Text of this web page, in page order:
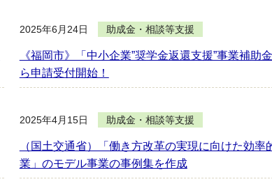
2025年6月24日 助成金・相談等支援
《福岡市》「中小企業”奨学金返還支援”事業補助
ら申請受付開始！
2025年4月15日 助成金・相談等支援
（国土交通省）「働き方改革の実現に向けた効率
業」のモデル事業の事例集を作成